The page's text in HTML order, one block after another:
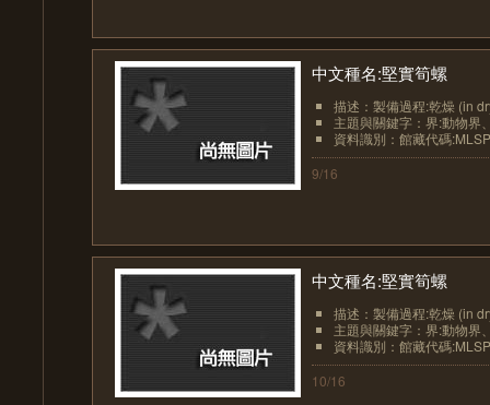
中文種名:堅實筍螺
描述：製備過程:乾燥 (in
主題與關鍵字：界:動物界
資料識別：館藏代碼
9/16
中文種名:堅實筍螺
描述：製備過程:乾燥 (in
主題與關鍵字：界:動物界
資料識別：館藏代碼
10/16